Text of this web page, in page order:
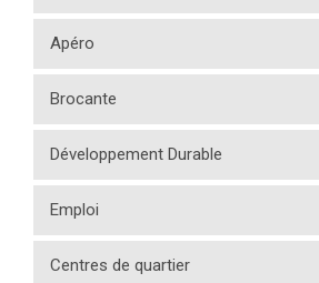
Apéro
Brocante
Développement Durable
Emploi
Centres de quartier